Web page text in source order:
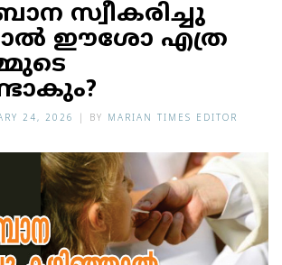
സ്വീകരിച്ചു
ഈശോ എത്ര
24, 2026 BY MARIAN TIMES EDITOR